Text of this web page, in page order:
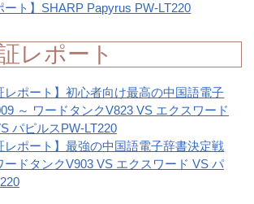
ート】SHARP Papyrus PW-LT220
レポート
レポート】初心者向け最高の中国語電子
～ ワードタンクV823 VS エクスワード
パピルスPW-LT220
レポート】最強の中国語電子辞書決定戦
ードタンクV903 VS エクスワード VS パ